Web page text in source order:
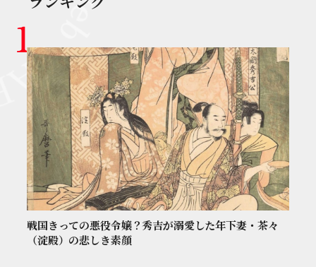
戦国きっての悪役令嬢？秀吉が溺愛した年下妻・茶々
（淀殿）の悲しき素顔